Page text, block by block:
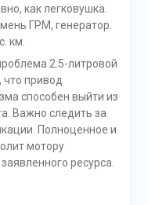
как легковушка.
ГРМ, генератор.
км.
2.5-литровой
привод
способен выйти из
Важно следить за
Полноценное и
мотору
ресурса.